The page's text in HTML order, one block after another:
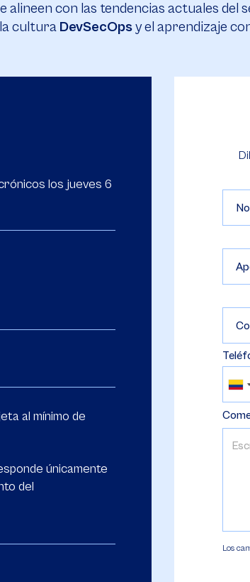
con las tendencias actuales
cultura DevSecOpsy el aprendizaje
los jueves 6
al mínimo de
únicamente
del
Los